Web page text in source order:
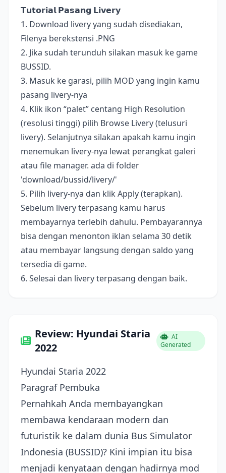
𝗧𝘂𝘁𝗼𝗿𝗶𝗮𝗹 𝗣𝗮𝘀𝗮𝗻𝗴 𝗟𝗶𝘃𝗲𝗿𝘆
1. Download livery yang sudah disediakan,
Filenya berekstensi .PNG
2. Jika sudah terunduh silakan masuk ke game
BUSSID.
3. Masuk ke garasi, pilih MOD yang ingin kamu
pasang livery-nya
4. Klik ikon “palet” centang High Resolution
(resolusi tinggi) pilih Browse Livery (telusuri
livery). Selanjutnya silakan apakah kamu ingin
menemukan livery-nya lewat perangkat galeri
atau file manager. ada di folder
'download/bussid/livery/'
5. Pilih livery-nya dan klik Apply (terapkan).
Sebelum livery terpasang kamu harus
membayarnya terlebih dahulu. Pembayarannya
bisa dengan menonton iklan selama 30 detik
atau membayar langsung dengan saldo yang
tersedia di game.
6. Selesai dan livery terpasang dengan baik.
Review: Hyundai Staria
2022
AI
Generated
Hyundai Staria 2022
Paragraf Pembuka
Pernahkah Anda membayangkan
membawa kendaraan modern dan
futuristik ke dalam dunia Bus Simulator
Indonesia (BUSSID)? Kini impian itu bisa
menjadi kenyataan dengan hadirnya mod